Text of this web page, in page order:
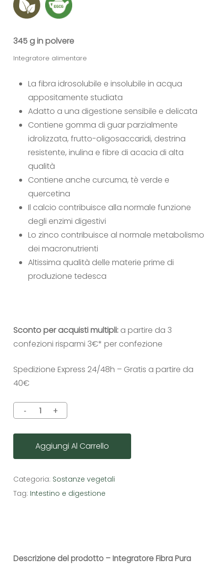
345 g in polvere
Integratore alimentare
La fibra idrosolubile e insolubile in acqua
appositamente studiata
Adatto a una digestione sensibile e delicata
Contiene gomma di guar parzialmente
idrolizzata, frutto-oligosaccaridi, destrina
resistente, inulina e fibre di acacia di alta
qualità
Contiene anche curcuma, tè verde e
quercetina
Il calcio contribuisce alla normale funzione
degli enzimi digestivi
Lo zinco contribuisce al normale metabolismo
dei macronutrienti
Altissima qualità delle materie prime di
produzione tedesca
Sconto per acquisti multipli: a partire da 3
confezioni risparmi 3€* per confezione
Spedizione Express 24/48h – Gratis a partire da
40€
Aggiungi Al Carrello
Categoria: Sostanze vegetali
Tag: Intestino e digestione
Descrizione del prodotto – Integratore Fibra Pura